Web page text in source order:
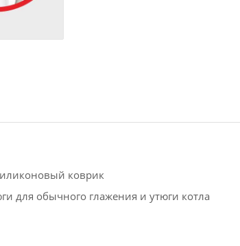
коврик
для обычного глажения и утюги котла